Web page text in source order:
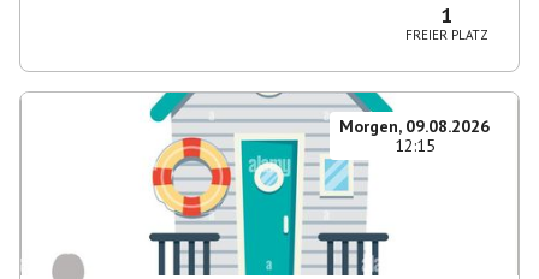
1
FREIER PLATZ
Morgen, 09.08.2026
12:15